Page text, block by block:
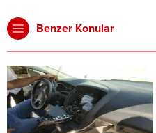
Benzer Konular